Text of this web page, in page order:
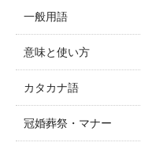
一般用語
意味と使い方
カタカナ語
冠婚葬祭・マナー